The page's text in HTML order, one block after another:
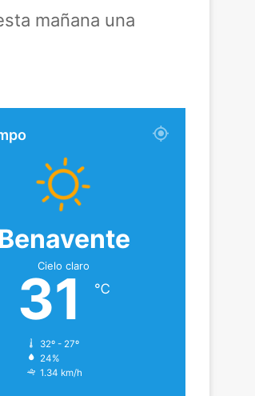
mañana una
Benavente
Cielo claro
31 ℃
32º - 27º
24%
1.34 km/h